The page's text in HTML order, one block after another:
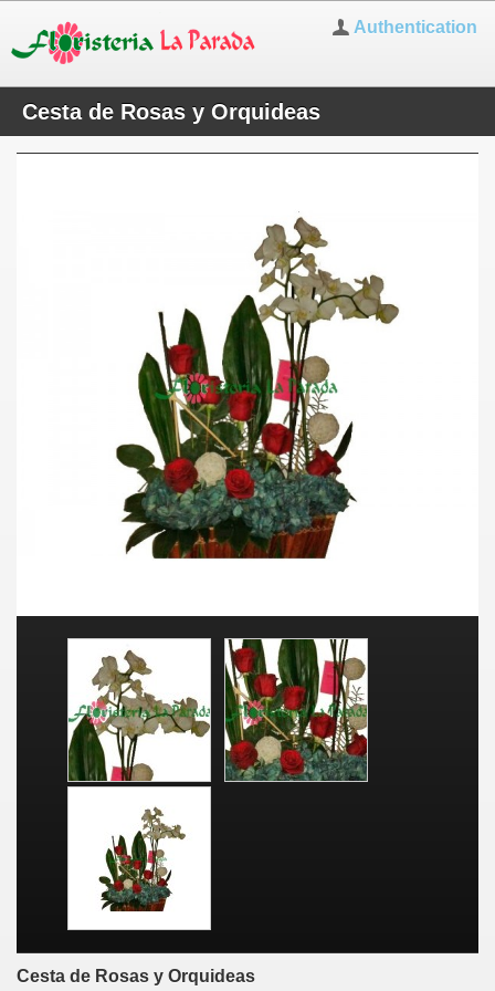
Authentication
Cesta de Rosas y Orquideas
Cesta de Rosas y Orquideas